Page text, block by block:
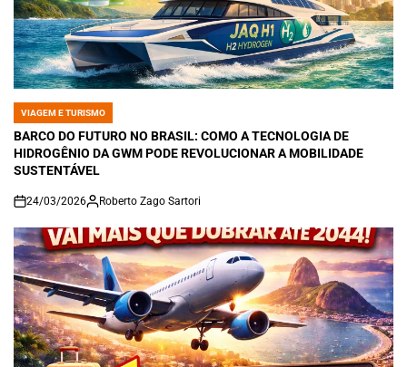
POSTED
IN
VIAGEM E TURISMO
BARCO DO FUTURO NO BRASIL: COMO A TECNOLOGIA DE
HIDROGÊNIO DA GWM PODE REVOLUCIONAR A MOBILIDADE
SUSTENTÁVEL
on
24/03/2026 Roberto Zago Sartori